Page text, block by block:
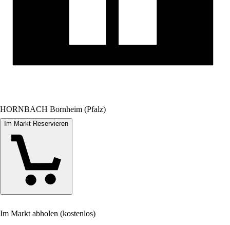
HORNBACH Bornheim (Pfalz)
Im Markt Reservieren
Im Markt abholen (kostenlos)